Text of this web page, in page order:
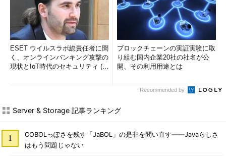
ESET ウイルスラボ総責任者に聞
く、オンラインバンキング攻撃の
現状とIoT時代のセキュリティ (1/
ブロックチェーンの実証実験に取
り組む国内企業20社の社名が公
開、その利用用途とは
Recommended by
Server & Storage 記事ランキング
COBOLっぽさを残す「JaBOL」の是非を問い直す――Javaらしさ
はもう問題じゃない